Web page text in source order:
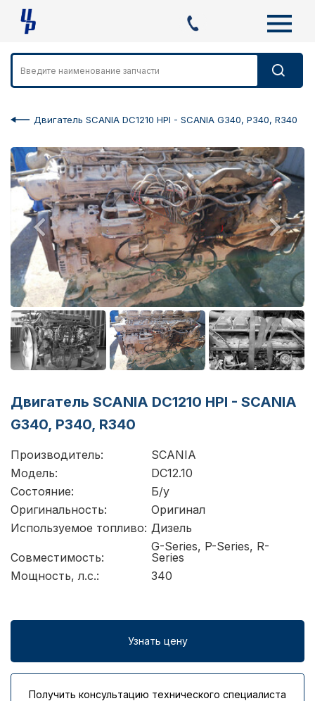
Двигатель SCANIA DC1210 HPI - SCANIA G340, P340, R340
Двигатель SCANIA DC1210 HPI - SCANIA
G340, P340, R340
Производитель:
SCANIA
Модель:
DC12.10
Состояние:
Б/у
Оригинальность:
Оригинал
Используемое топливо: Дизель
Совместимость:
G-Series, P-Series, R-
Series
Мощность, л.с.:
340
Узнать цену
Получить консультацию технического специалиста